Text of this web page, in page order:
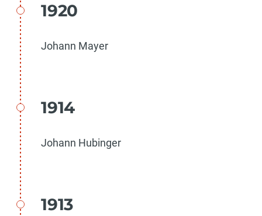
1920
Johann Mayer
1914
Johann Hubinger
1913